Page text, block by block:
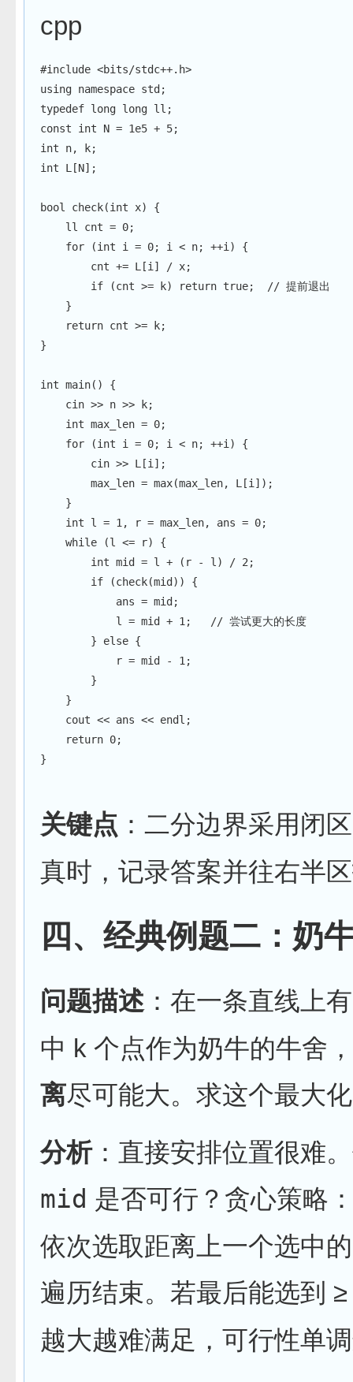
cpp
#include <bits/stdc++.h>
using namespace std;
typedef long long ll ;
const
int N = 1e5 + 5;
int n, k;
int L [N] ;
bool check(int x)
{
    ll cnt
= 0;
for
(int i = 0; i < n; ++i )
{
        cnt
+= L [i ] / x;
if
(cnt >= k) return true;
// 提前退出
}
return cnt >= k;
}
int main( )
{
    cin
>> n >> k;
int max_len = 0;
for
(int i = 0; i < n; ++i )
{
        cin
>> L [i ] ;
        max_len
= max(max_len, L [i ] ) ;
}
int l = 1 , r = max_len, ans = 0;
while
(l <= r)
{
int mid = l + ( r - l ) / 2 ;
if
(check(mid) )
{
            ans
= mid;
            l
= mid + 1 ;
// 尝试更大的长度
}
else {
            r
= mid - 1 ;
}
}
    cout
<< ans << endl ;
return 0;
}
关键点 ：二分边界采用闭
真时，记录答案并往右半
四、经典例题二：奶
问题描述 ：在一条直线上
中 k 个点作为奶牛的牛舍
离尽可能大。求这个最大
分析：直接安排位置很难
mid 是否可行？贪心策略
依次选取距离上一个选中
遍历结束。若最后能选到
越大越难满足，可行性单